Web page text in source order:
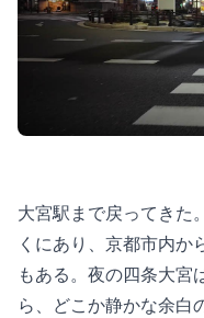
大宮駅まで戻ってきた
くにあり、京都市内か
もある。夜の四条大宮
ら、どこか静かな余白